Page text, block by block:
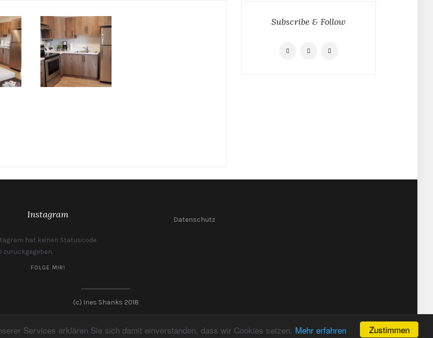
Zustimmen
Services erklären Sie sich damit einverstanden, dass wir Cookies setzen. Mehr erfahren
Subscribe & Follow
Instagram
hat keinen Statuscode
zurückgegeben.
FOLGE MIR!
Datenschutz
(c) Ines Shanks 2018